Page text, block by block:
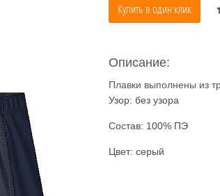
Купить в один клик
Описание:
Плавки выполнены из
Узор: без узора
Состав: 100% ПЭ
Цвет: серый